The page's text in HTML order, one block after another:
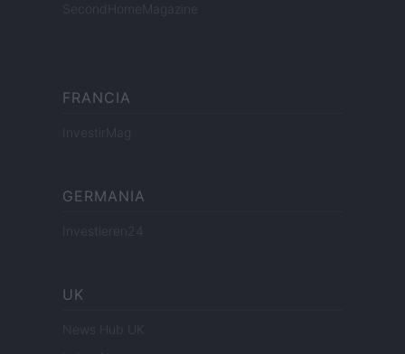
SecondHomeMagazine
FRANCIA
InvestirMag
GERMANIA
Investieren24
UK
News Hub UK